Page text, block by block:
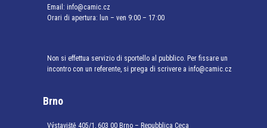
Email: info@camic.cz
Orari di apertura: lun – ven 9:00 – 17:00
Non si effettua servizio di sportello al pubblico. Per fissare un
incontro con un referente, si prega di scrivere a info@camic.cz
Brno
Výstaviště 405/1, 603 00 Brno – Repubblica Ceca